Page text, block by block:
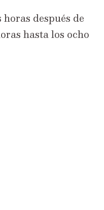
después de
hasta los ocho